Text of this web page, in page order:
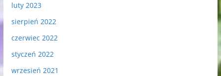
luty 2023
sierpień 2022
czerwiec 2022
styczeń 2022
wrzesień 2021